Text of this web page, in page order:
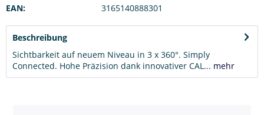
EAN:
3165140888301
Beschreibung
Sichtbarkeit auf neuem Niveau in 3 x 360°. Simply
Connected. Hohe Präzision dank innovativer CAL... mehr